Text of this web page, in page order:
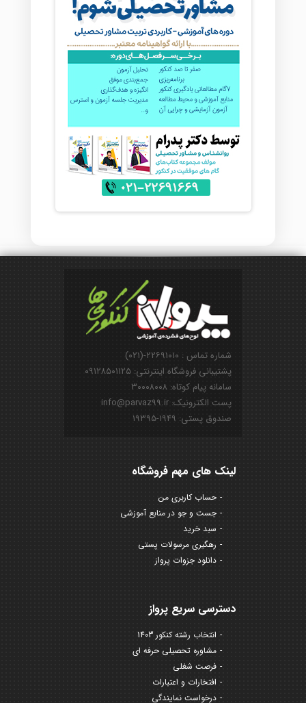
شماره تماس : ۲۲۶۹۱۰۱۰-(۰۲۱)
پشتیبانی فروشگاه اینترنتی: ۰۹۱۲۸۵۰۱۱۲۵
سامانه پیام کوتاه: ۳۰۰۰۸۰۰۸
پست الکترونیک: info@parvaz99.ir
صندوق پستی: ۱۹۴۹-۱۹۳۹۵
لینک های مهم فروشگاه
حساب کاربری من
جست و جو در منابع آموزشی
سبد خرید
رهگیری مرسولات پستی
دانلود جزوات پرواز
دسترسی سریع پرواز
انتخاب رشته کنکور 1403
مشاوره تحصیلی حرفه ای
فرصت شغلی
افتخارات و اعتبارات
درخواست نمایندگی